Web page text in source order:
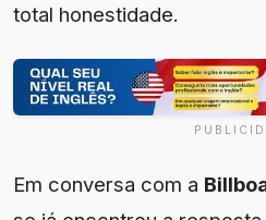
total honestidade.
Em conversa com a